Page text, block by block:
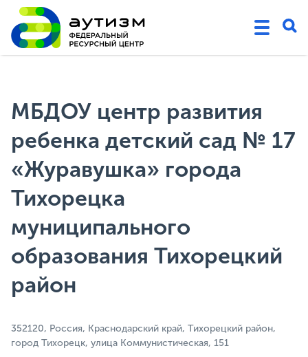
МБДОУ центр развития
ребенка детский сад № 17
«Журавушка» города
Тихорецка
муниципального
образования Тихорецкий
район
352120, Россия, Краснодарский край, Тихорецкий район,
город Тихорецк, улица Коммунистическая, 151